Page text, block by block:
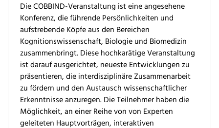
Die COBBIND-Veranstaltung ist eine angesehene
Konferenz, die führende Persönlichkeiten und
aufstrebende Köpfe aus den Bereichen
Kognitionswissenschaft, Biologie und Biomedizin
zusammenbringt. Diese hochkarätige Veranstaltung
ist darauf ausgerichtet, neueste Entwicklungen zu
präsentieren, die interdisziplinäre Zusammenarbeit
zu fördern und den Austausch wissenschaftlicher
Erkenntnisse anzuregen. Die Teilnehmer haben die
Möglichkeit, an einer Reihe von von Experten
geleiteten Hauptvorträgen, interaktiven